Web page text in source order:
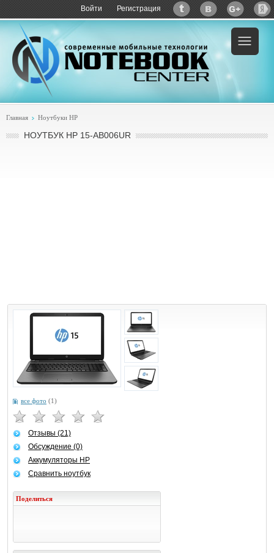
Войти Регистрация
Пример:купить HP 15-ab006ur
Главная Ноутбуки HP
НОУТБУК HP 15-AB006UR
все фото (1)
Отзывы (21)
Обсуждение (0)
Аккумуляторы HP
Сравнить ноутбук
Поделиться